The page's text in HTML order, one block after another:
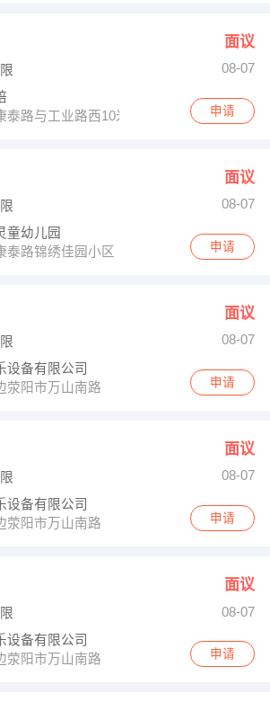
面议
08-07
泰路与工业路西10米路北
申请
面议
08-07
童幼儿园
泰路锦绣佳园小区
申请
面议
08-07
设备有限公司
荥阳市万山南路
申请
面议
08-07
设备有限公司
荥阳市万山南路
申请
面议
08-07
设备有限公司
荥阳市万山南路
申请